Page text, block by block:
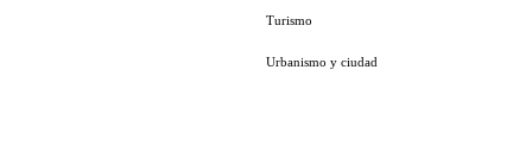
Turismo
Urbanismo y ciudad